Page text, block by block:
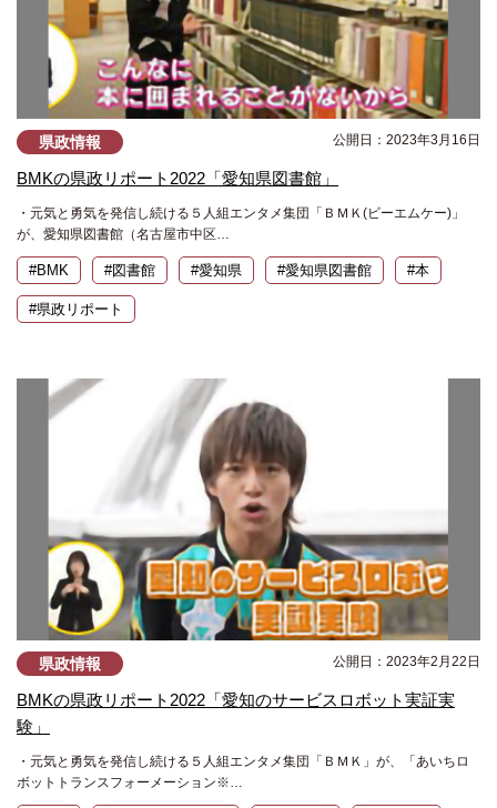
県政情報 公開日：2023年3月16日
BMKの県政リポート2022「愛知県図書館」
・元気と勇気を発信し続ける５人組エンタメ集団「ＢＭＫ(ビーエムケー)」
が、愛知県図書館（名古屋市中区…
#BMK #図書館 #愛知県 #愛知県図書館 #本
#県政リポート
県政情報 公開日：2023年2月22日
BMKの県政リポート2022「愛知のサービスロボット実証実
験」
・元気と勇気を発信し続ける５人組エンタメ集団「ＢＭＫ」が、「あいちロ
ボットトランスフォーメーション※…